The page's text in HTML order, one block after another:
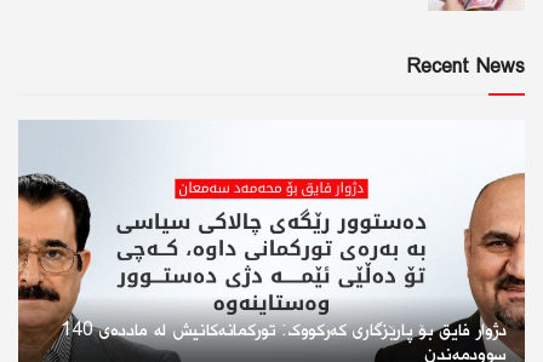
Recent News
دژوار فایق بۆ پارێزگاری کەرکووک: تورکمانەکانیش لە ماددەی 140
سوودمەندن